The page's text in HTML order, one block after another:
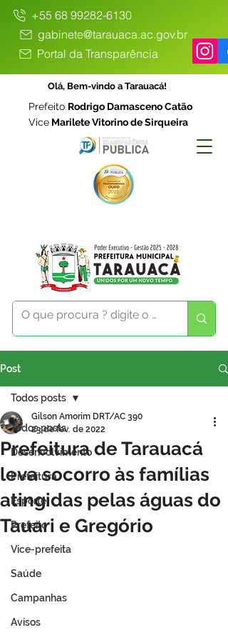
+55 68 99282-6130
gabinete@tarauaca.ac.gov.br
Portal da Transparência
Olá, Bem-vindo a Tarauacá!
Prefeito Rodrigo Damasceno Catão
Vice Marilete Vitorino de Sirqueira
Post
Todos posts
Desenvolvimento
Prefeitura
Esporte
Prefeito
Vice-prefeita
Saúde
Campanhas
Avisos
Todos posts
Prefeitura de Tarauacá
leva socorro às famílias
atingidas pelas águas do
Tauari e Gregório
Gilson Amorim DRT/AC 390
23 de fev. de 2022